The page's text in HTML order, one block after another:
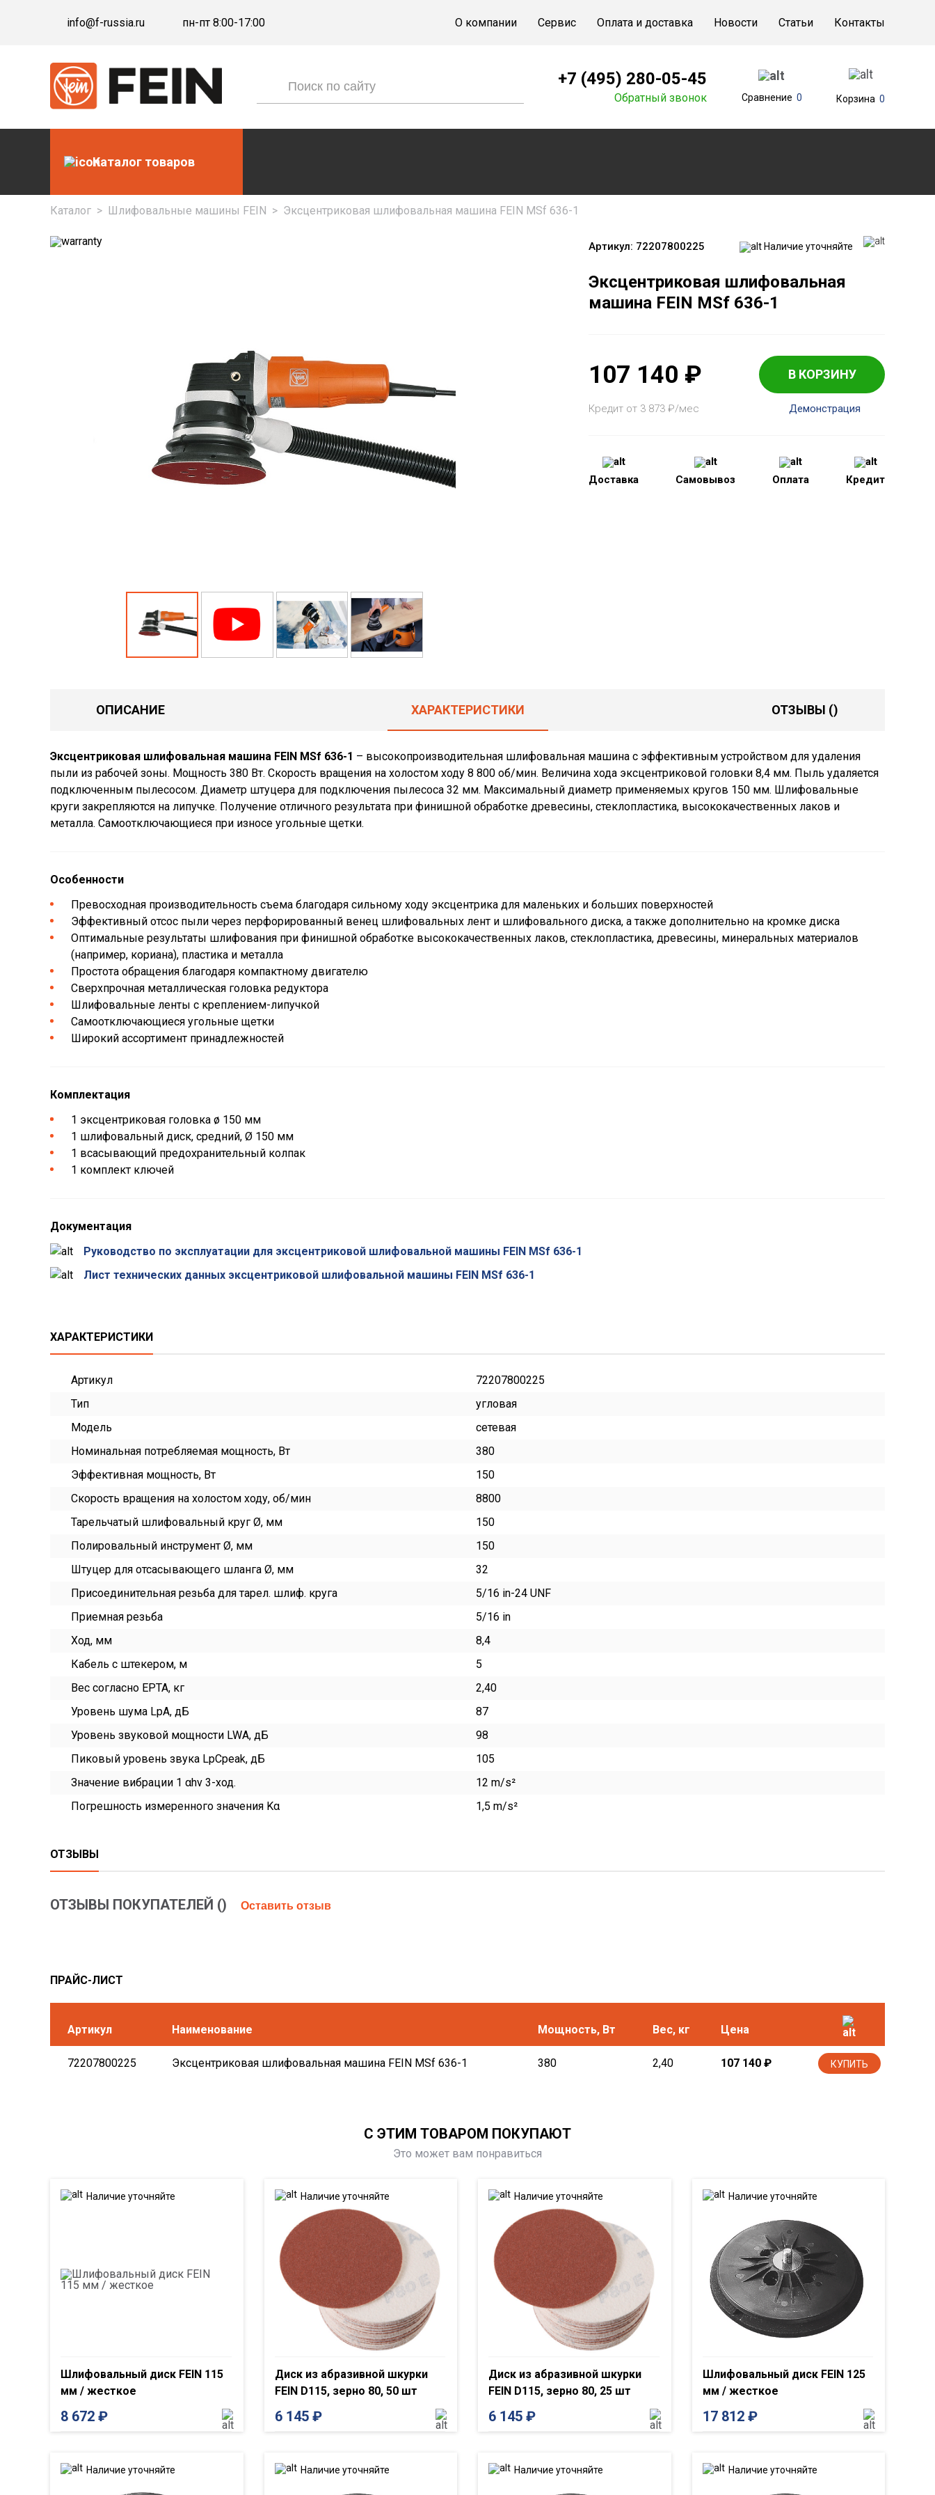
info@f-russia.ru пн-пт 8:00-17:00 О компании Сервис Оплата и доставка Новости Статьи Контакты
+7 (495) 280-05-45
Обратный звонок Сравнение 0 Корзина 0
Каталог товаров
Каталог > Шлифовальные машины FEIN > Эксцентриковая шлифовальная машина FEIN MSf 636-1
Артикул: 72207800225 Наличие уточняйте
Эксцентриковая шлифовальная
машина FEIN MSf 636-1
107 140 ₽ В КОРЗИНУ
Кредит от 3 873 ₽/мес Демонстрация
Доставка Самовывоз Оплата Кредит
ОПИСАНИЕ ХАРАКТЕРИСТИКИ ОТЗЫВЫ ()
Эксцентриковая шлифовальная машина FEIN MSf 636-1 – высокопроизводительная шлифовальная машина с эффективным устройством для удаления
пыли из рабочей зоны. Мощность 380 Вт. Скорость вращения на холостом ходу 8 800 об/мин. Величина хода эксцентриковой головки 8,4 мм. Пыль удаляется
подключенным пылесосом. Диаметр штуцера для подключения пылесоса 32 мм. Максимальный диаметр применяемых кругов 150 мм. Шлифовальные
круги закрепляются на липучке. Получение отличного результата при финишной обработке древесины, стеклопластика, высококачественных лаков и
металла. Самоотключающиеся при износе угольные щетки.
Особенности
Превосходная производительность съема благодаря сильному ходу эксцентрика для маленьких и больших поверхностей
Эффективный отсос пыли через перфорированный венец шлифовальных лент и шлифовального диска, а также дополнительно на кромке диска
Оптимальные результаты шлифования при финишной обработке высококачественных лаков, стеклопластика, древесины, минеральных материалов
(например, кориана), пластика и металла
Простота обращения благодаря компактному двигателю
Сверхпрочная металлическая головка редуктора
Шлифовальные ленты с креплением-липучкой
Самоотключающиеся угольные щетки
Широкий ассортимент принадлежностей
Комплектация
1 эксцентриковая головка ø 150 мм
1 шлифовальный диск, средний, Ø 150 мм
1 всасывающий предохранительный колпак
1 комплект ключей
Документация
Руководство по эксплуатации для эксцентриковой шлифовальной машины FEIN MSf 636-1
Лист технических данных эксцентриковой шлифовальной машины FEIN MSf 636-1
ХАРАКТЕРИСТИКИ
Артикул
72207800225
Тип
угловая
Модель
сетевая
Номинальная потребляемая мощность, Вт
380
Эффективная мощность, Вт
150
Скорость вращения на холостом ходу, об/мин
8800
Тарельчатый шлифовальный круг Ø, мм
150
Полировальный инструмент Ø, мм
150
Штуцер для отсасывающего шланга Ø, мм
32
Присоединительная резьба для тарел. шлиф. круга
5/16 in-24 UNF
Приемная резьба
5/16 in
Ход, мм
8,4
Кабель с штекером, м
5
Вес согласно EPTA, кг
2,40
Уровень шума LpA, дБ
87
Уровень звуковой мощности LWA, дБ
98
Пиковый уровень звука LpCpeak, дБ
105
Значение вибрации 1 αhv 3-ход.
12 m/s²
Погрешность измеренного значения Kα
1,5 m/s²
ОТЗЫВЫ
ОТЗЫВЫ ПОКУПАТЕЛЕЙ () Оставить отзыв
ПРАЙС-ЛИСТ
Артикул Наименование Мощность, Вт Вес, кг Цена
72207800225 Эксцентриковая шлифовальная машина FEIN MSf 636-1 380 2,40 107 140 ₽ КУПИТЬ
С ЭТИМ ТОВАРОМ ПОКУПАЮТ
Это может вам понравиться
Наличие уточняйте
Шлифовальный диск FEIN 115
мм / жесткое
8 672 ₽
Наличие уточняйте
Диск из абразивной шкурки
FEIN D115, зерно 80, 50 шт
6 145 ₽
Наличие уточняйте
Диск из абразивной шкурки
FEIN D115, зерно 80, 25 шт
6 145 ₽
Наличие уточняйте
Шлифовальный диск FEIN 125
мм / жесткое
17 812 ₽
Наличие уточняйте Наличие уточняйте Наличие уточняйте Наличие уточняйте